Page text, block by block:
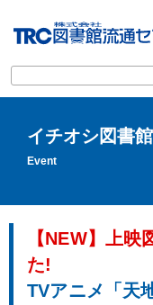
イチオシ図書
Event
【NEW】上
た!
TVアニメ「天